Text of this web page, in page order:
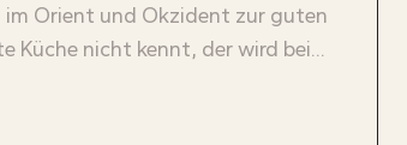
Orient und Okzident zur guten
Küche nicht kennt, der wird bei...